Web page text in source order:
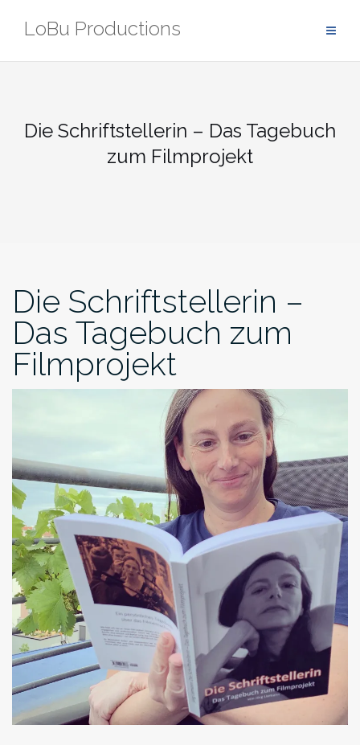
LoBu Productions
Die Schriftstellerin – Das Tagebuch
zum Filmprojekt
Die Schriftstellerin –
Das Tagebuch zum
Filmprojekt